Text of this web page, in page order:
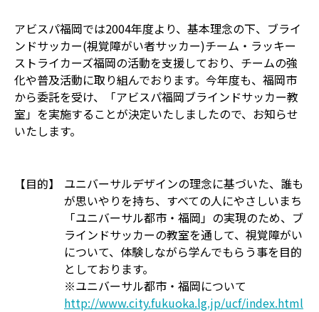
アビスパ福岡では2004年度より、基本理念の下、ブライ
ンドサッカー(視覚障がい者サッカー)チーム・ラッキー
ストライカーズ福岡の活動を支援しており、チームの強
化や普及活動に取り組んでおります。今年度も、福岡市
から委託を受け、「アビスパ福岡ブラインドサッカー教
室」を実施することが決定いたしましたので、お知らせ
いたします。
【目的】
ユニバーサルデザインの理念に基づいた、誰も
が思いやりを持ち、すべての人にやさしいまち
「ユニバーサル都市・福岡」の実現のため、ブ
ラインドサッカーの教室を通して、視覚障がい
について、体験しながら学んでもらう事を目的
としております。
※ユニバーサル都市・福岡について
http://www.city.fukuoka.lg.jp/ucf/index.html